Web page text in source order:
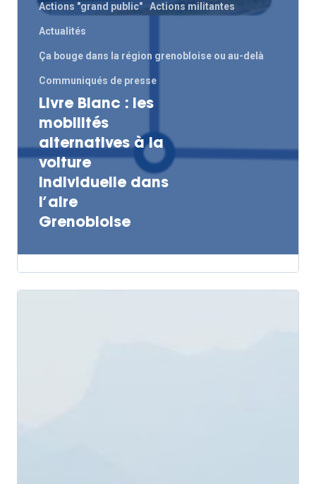
Actions "grand public" Actions militantes
Actualités
Ça bouge dans la région grenobloise ou au-delà
Communiqués de presse
Livre Blanc : les
mobilités
alternatives à la
voiture
individuelle dans
l’aire
Grenobloise